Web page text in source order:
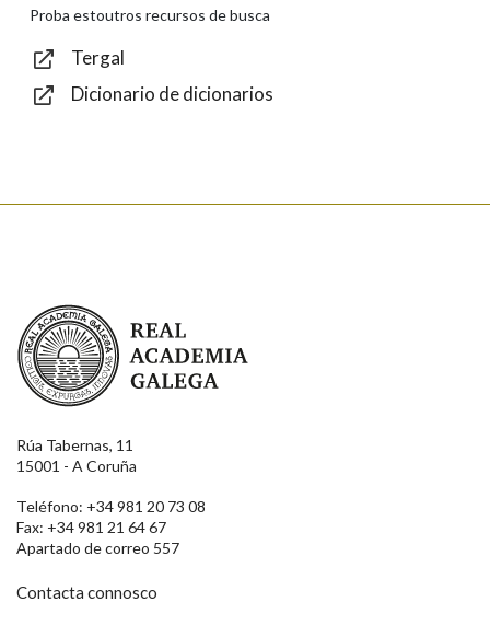
Enviar
Proba estoutros recursos de busca
Tergal
Dicionario de dicionarios
Real Academia Galega
Rúa Tabernas, 11
15001 - A Coruña
Teléfono: +34 981 20 73 08
Fax: +34 981 21 64 67
Apartado de correo 557
Contacta connosco